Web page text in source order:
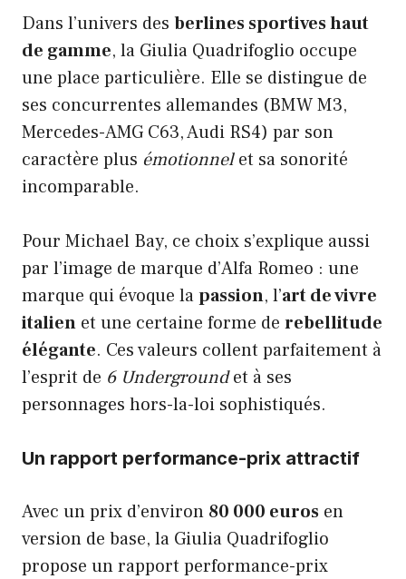
Dans l’univers des berlines sportives haut
de gamme, la Giulia Quadrifoglio occupe
une place particulière. Elle se distingue de
ses concurrentes allemandes (BMW M3,
Mercedes-AMG C63, Audi RS4) par son
caractère plus émotionnelet sa sonorité
incomparable.
Pour Michael Bay, ce choix s’explique aussi
par l’image de marque d’Alfa Romeo : une
marque qui évoque lapassion, l’art de vivre
italien et une certaine forme de rebellitude
élégante. Ces valeurs collent parfaitement à
l’esprit de 6 Undergroundet à ses
personnages hors-la-loi sophistiqués.
Un rapport performance-prix attractif
Avec un prix d’environ 80 000 euros en
version de base, la Giulia Quadrifoglio
propose un rapport performance-prix